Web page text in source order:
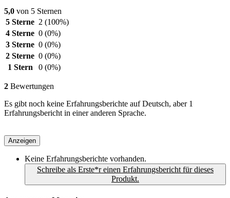
5,0 von 5 Sternen
5 Sterne 2 (100%)
4 Sterne 0 (0%)
3 Sterne 0 (0%)
2 Sterne 0 (0%)
1 Stern
0 (0%)
2 Bewertungen
Es gibt noch keine Erfahrungsberichte auf Deutsch, aber 1
Erfahrungsbericht in einer anderen Sprache.
Anzeigen
Keine Erfahrungsberichte vorhanden.
Schreibe als Erste*r einen Erfahrungsbericht für dieses
Produkt.